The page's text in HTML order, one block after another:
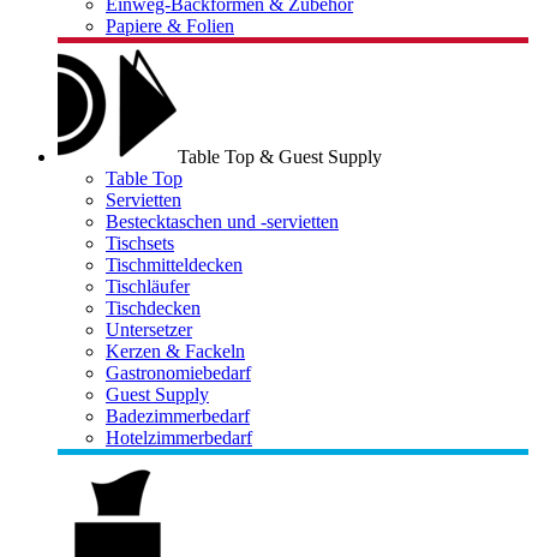
Einweg-Backformen & Zubehör
Papiere & Folien
Table Top & Guest Supply
Table Top
Servietten
Bestecktaschen und -servietten
Tischsets
Tischmitteldecken
Tischläufer
Tischdecken
Untersetzer
Kerzen & Fackeln
Gastronomiebedarf
Guest Supply
Badezimmerbedarf
Hotelzimmerbedarf